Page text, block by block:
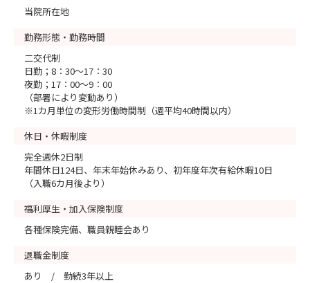
当院所在地
勤務形態・勤務時間
二交代制
日勤；8：30～17：30
夜勤；17：00～9：00
（部署により変動あり）
※1カ月単位の変形労働時間制（週平均40時間以内）
休日・休暇制度
完全週休2日制
年間休日124日、年末年始休みあり、初年度年次有給休暇10日
（入職6カ月後より）
福利厚生・加入保険制度
各種保険完備、職員親睦会あり
退職金制度
あり / 勤続3年以上